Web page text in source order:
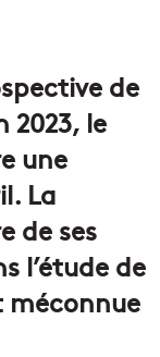
de
2023, le
une
La
de ses
l’étude de
méconnue